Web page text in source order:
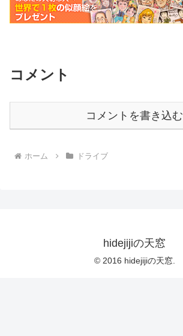
コメント
コメントを書き込む
ホーム ドライブ
hidejijiの天窓
© 2016 hidejijiの天窓.